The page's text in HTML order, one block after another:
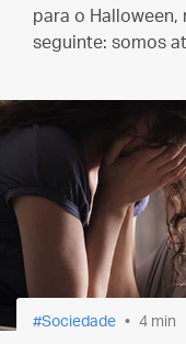
para o Halloween,
seguinte: somos
Sociedade 4 min